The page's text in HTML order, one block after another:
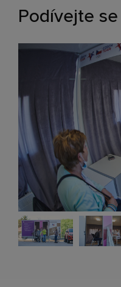
Podívejte